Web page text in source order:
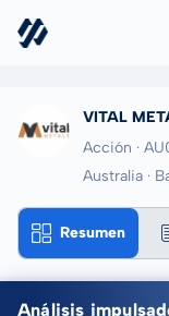
VITAL
Acción ·
Australia ·
Resumen
Análisis